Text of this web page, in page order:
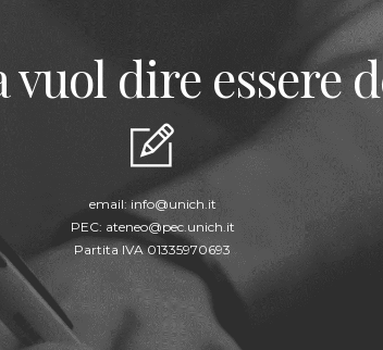
vuol dire essere
email:info@unich.it
PEC: ateneo@pec.unich.it
Partita IVA 01335970693